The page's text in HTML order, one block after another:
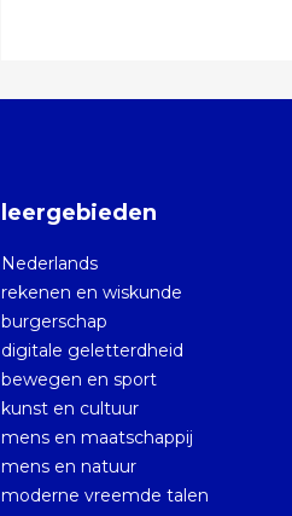
leergebieden
Nederlands
rekenen en wiskunde
burgerschap
digitale geletterdheid
bewegen en sport
kunst en cultuur
mens en maatschappij
mens en natuur
moderne vreemde talen